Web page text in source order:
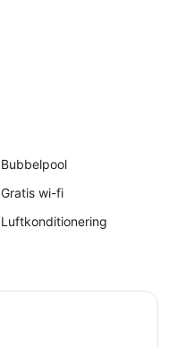
Bubbelpool
Gratis wi-fi
Luftkonditionering